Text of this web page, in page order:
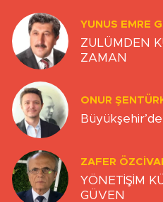
YUNUS EMRE
ZULÜMDEN
ZAMAN
ONUR
ZAFER
YÖNETİŞİM
GÜVEN